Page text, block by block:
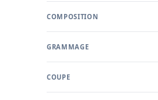
COMPOSITION
GRAMMAGE
COUPE